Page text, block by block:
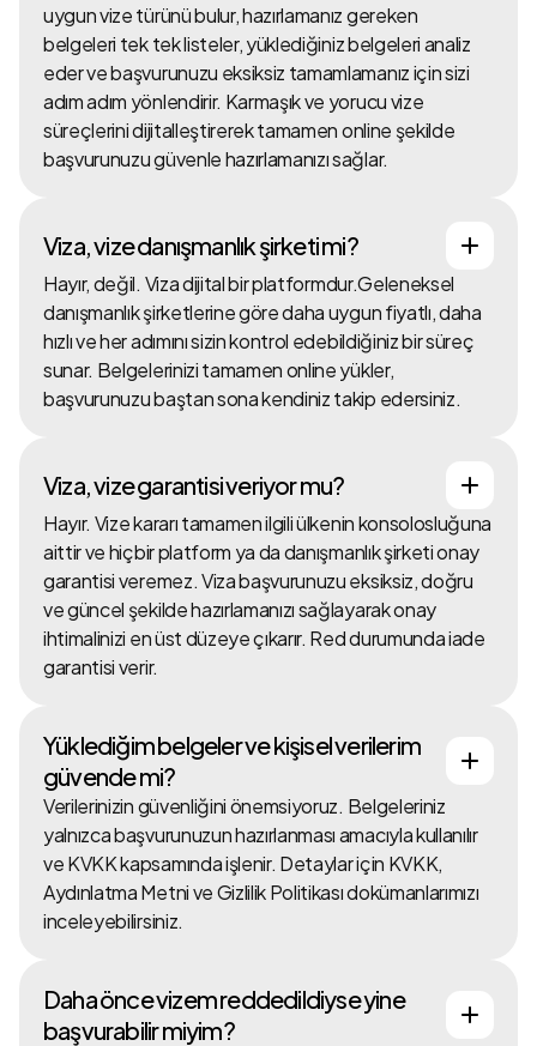
uygun vize türünü bulur, hazırlamanız gereken
belgeleri tek tek listeler, yüklediğiniz belgeleri analiz
eder ve başvurunuzu eksiksiz tamamlamanız için sizi
adım adım yönlendirir. Karmaşık ve yorucu vize
süreçlerini dijitalleştirerek tamamen online şekilde
başvurunuzu güvenle hazırlamanızı sağlar.
Viza, vize danışmanlık şirketi mi?
Hayır, değil. Viza dijital bir platformdur.Geleneksel
danışmanlık şirketlerine göre daha uygun fiyatlı, daha
hızlı ve her adımını sizin kontrol edebildiğiniz bir süreç
sunar. Belgelerinizi tamamen online yükler,
başvurunuzu baştan sona kendiniz takip edersiniz.
Viza, vize garantisi veriyor mu?
Hayır. Vize kararı tamamen ilgili ülkenin konsolosluğuna
aittir ve hiçbir platform ya da danışmanlık şirketi onay
garantisi veremez. Viza başvurunuzu eksiksiz, doğru
ve güncel şekilde hazırlamanızı sağlayarak onay
ihtimalinizi en üst düzeye çıkarır. Red durumunda iade
garantisi verir.
Yüklediğim belgeler ve kişisel verilerim
güvende mi?
Verilerinizin güvenliğini önemsiyoruz. Belgeleriniz
yalnızca başvurunuzun hazırlanması amacıyla kullanılır
ve KVKK kapsamında işlenir. Detaylar için KVKK,
Aydınlatma Metni ve Gizlilik Politikası dokümanlarımızı
inceleyebilirsiniz.
Daha önce vizem reddedildiyse yine
başvurabilir miyim?